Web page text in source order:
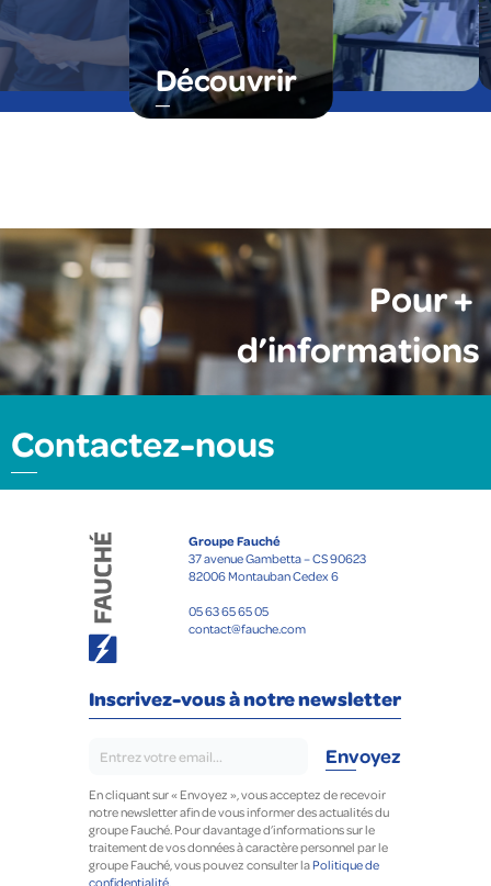
Découvrir
Pour +
d’informations
Contactez-nous
Groupe Fauché
37 avenue Gambetta – CS 90623
82006 Montauban Cedex 6
05 63 65 65 05
contact@fauche.com
Inscrivez-vous à notre newsletter
En cliquant sur « Envoyez », vous acceptez de recevoir
notre newsletter afin de vous informer des actualités du
groupe Fauché. Pour davantage d’informations sur le
traitement de vos données à caractère personnel par le
groupe Fauché, vous pouvez consulter laPolitique de
confidentialité.